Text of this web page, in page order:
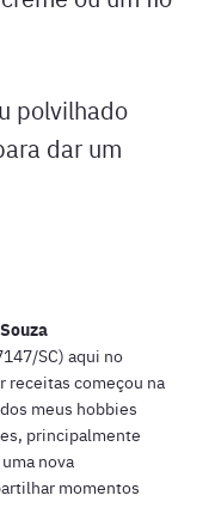
polvilhado
dar um
SC) aqui no
receitas começou na
meus hobbies
principalmente
nova
momentos